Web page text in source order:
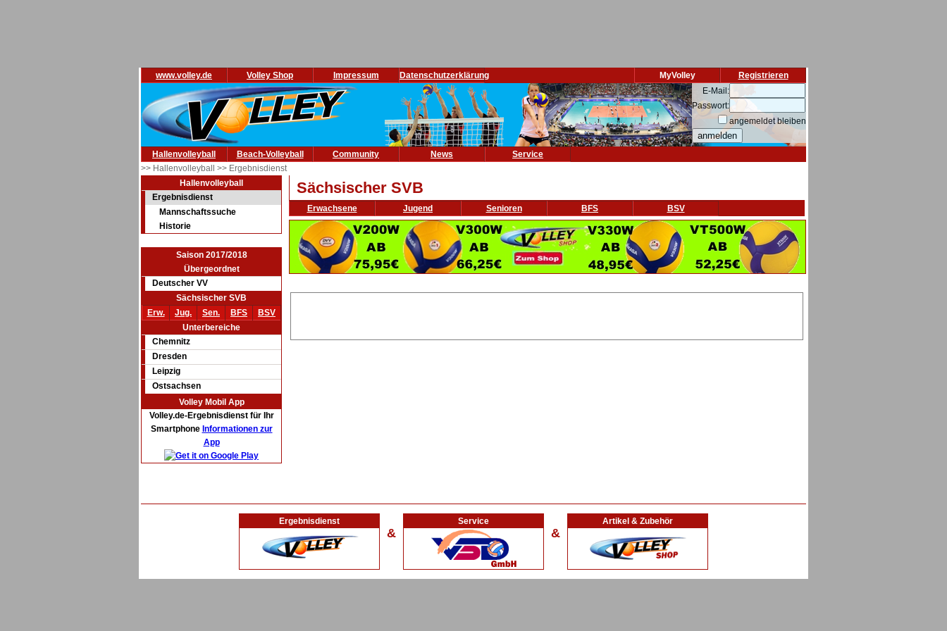
www.volley.de Volley Shop Impressum Datenschutzerklärung Registrieren
MyVolley
E-Mail:
Passwort:
angemeldet bleiben
Hallenvolleyball Beach-Volleyball Community News
Service
>> Hallenvolleyball >> Ergebnisdienst
Hallenvolleyball
Ergebnisdienst
Mannschaftssuche
Historie
Saison 2017/2018
Übergeordnet
Deutscher VV
Sächsischer SVB
Erw.
Jug. Sen. BFS
BSV
Unterbereiche
Chemnitz
Dresden
Leipzig
Ostsachsen
Volley Mobil App
Volley.de-Ergebnisdienst für Ihr
Smartphone Informationen zur
App
Sächsischer SVB
Erwachsene Jugend Senioren BFS BSV
Ergebnisdienst
&
Service
&
Artikel & Zubehör